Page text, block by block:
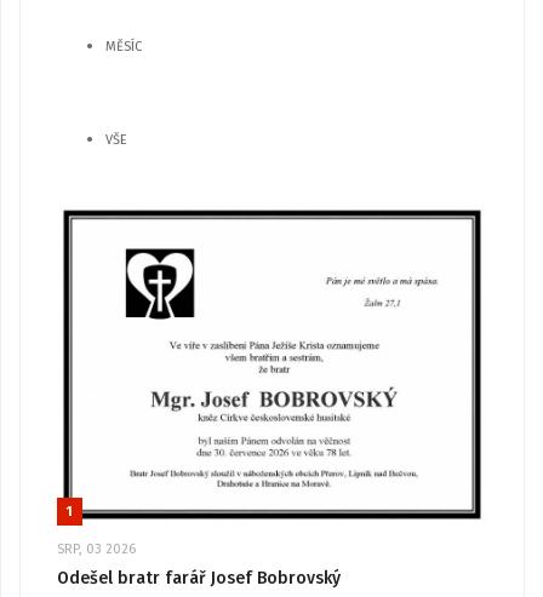
MĚSÍC
VŠE
1
SRP, 03 2026
Odešel bratr farář Josef Bobrovský